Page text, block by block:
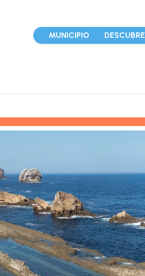
MUNICIPIO DESCUBRE